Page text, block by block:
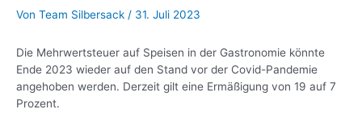
Von Team Silbersack / 31. Juli 2023
Die Mehrwertsteuer auf Speisen in der Gastronomie könnte
Ende 2023 wieder auf den Stand vor der Covid-Pandemie
angehoben werden. Derzeit gilt eine Ermäßigung von 19 auf 7
Prozent.